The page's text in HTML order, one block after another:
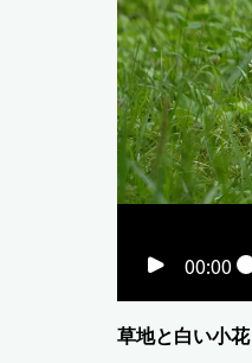
00:00
草地と白い小花